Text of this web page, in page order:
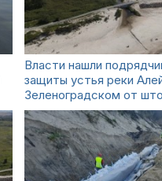
Власти нашли
защиты устья реки
Зеленоградском от